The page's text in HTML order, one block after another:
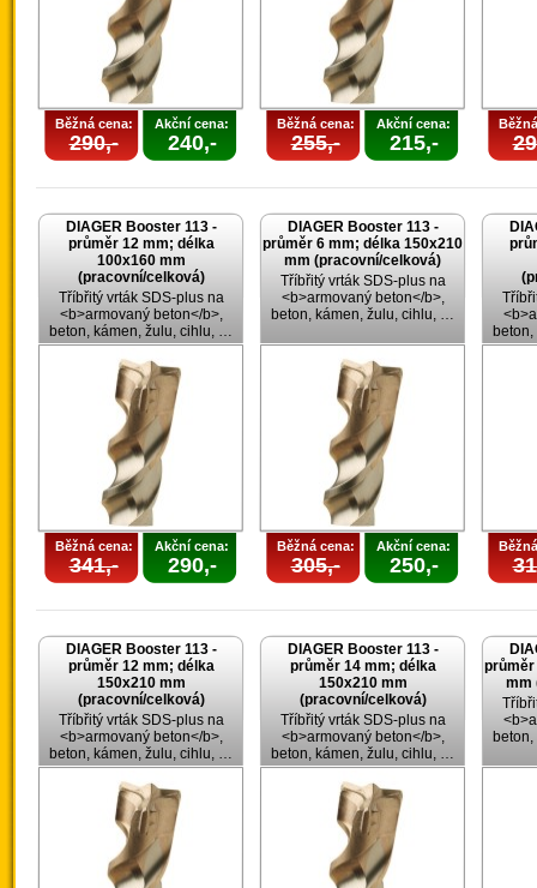
Běžná cena:
290,-
Akční cena:
240,-
Běžná cena:
255,-
Akční cena:
215,-
DIAGER Booster 113 -
průměr 12 mm; délka
100x160 mm
(pracovní/celková)
Tříbřitý vrták SDS-plus na
<b>armovaný beton</b>,
beton, kámen, žulu, cihlu, …
Běžná cena:
341,-
Akční cena:
290,-
DIAGER Booster 113 -
průměr 6 mm; délka 150x210
mm (pracovní/celková)
Tříbřitý vrták SDS-plus na
<b>armovaný beton</b>,
beton, kámen, žulu, cihlu, …
Běžná cena:
305,-
Akční cena:
250,-
DIAGER Booster 113 -
průměr 12 mm; délka
150x210 mm
(pracovní/celková)
Tříbřitý vrták SDS-plus na
<b>armovaný beton</b>,
beton, kámen, žulu, cihlu, …
DIAGER Booster 113 -
průměr 14 mm; délka
150x210 mm
(pracovní/celková)
Tříbřitý vrták SDS-plus na
<b>armovaný beton</b>,
beton, kámen, žulu, cihlu, …
průměr
mm